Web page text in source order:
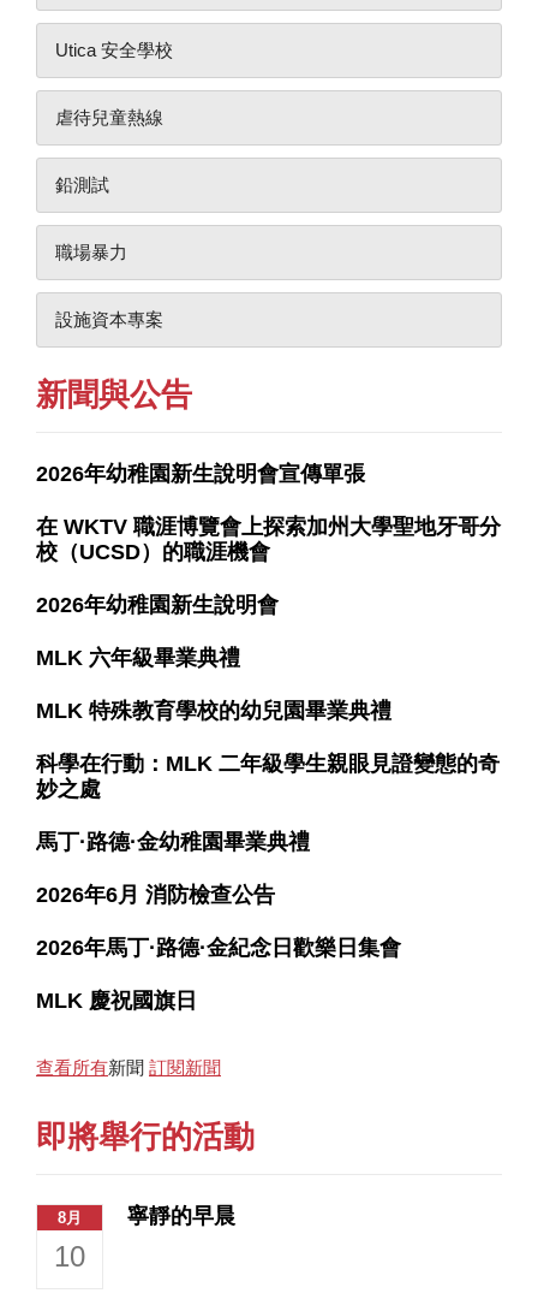
Utica 安全學校
虐待兒童熱線
鉛測試
職場暴力
設施資本專案
新聞與公告
2026年幼稚園新生說明會宣傳單張
在 WKTV 職涯博覽會上探索加州大學聖地牙哥分
校（UCSD）的職涯機會
2026年幼稚園新生說明會
MLK 六年級畢業典禮
MLK 特殊教育學校的幼兒園畢業典禮
科學在行動：MLK 二年級學生親眼見證變態的奇
妙之處
馬丁·路德·金幼稚園畢業典禮
2026年6月 消防檢查公告
2026年馬丁·路德·金紀念日歡樂日集會
MLK 慶祝國旗日
查看所有新聞 訂閱新聞
即將舉行的活動
8月
10
寧靜的早晨